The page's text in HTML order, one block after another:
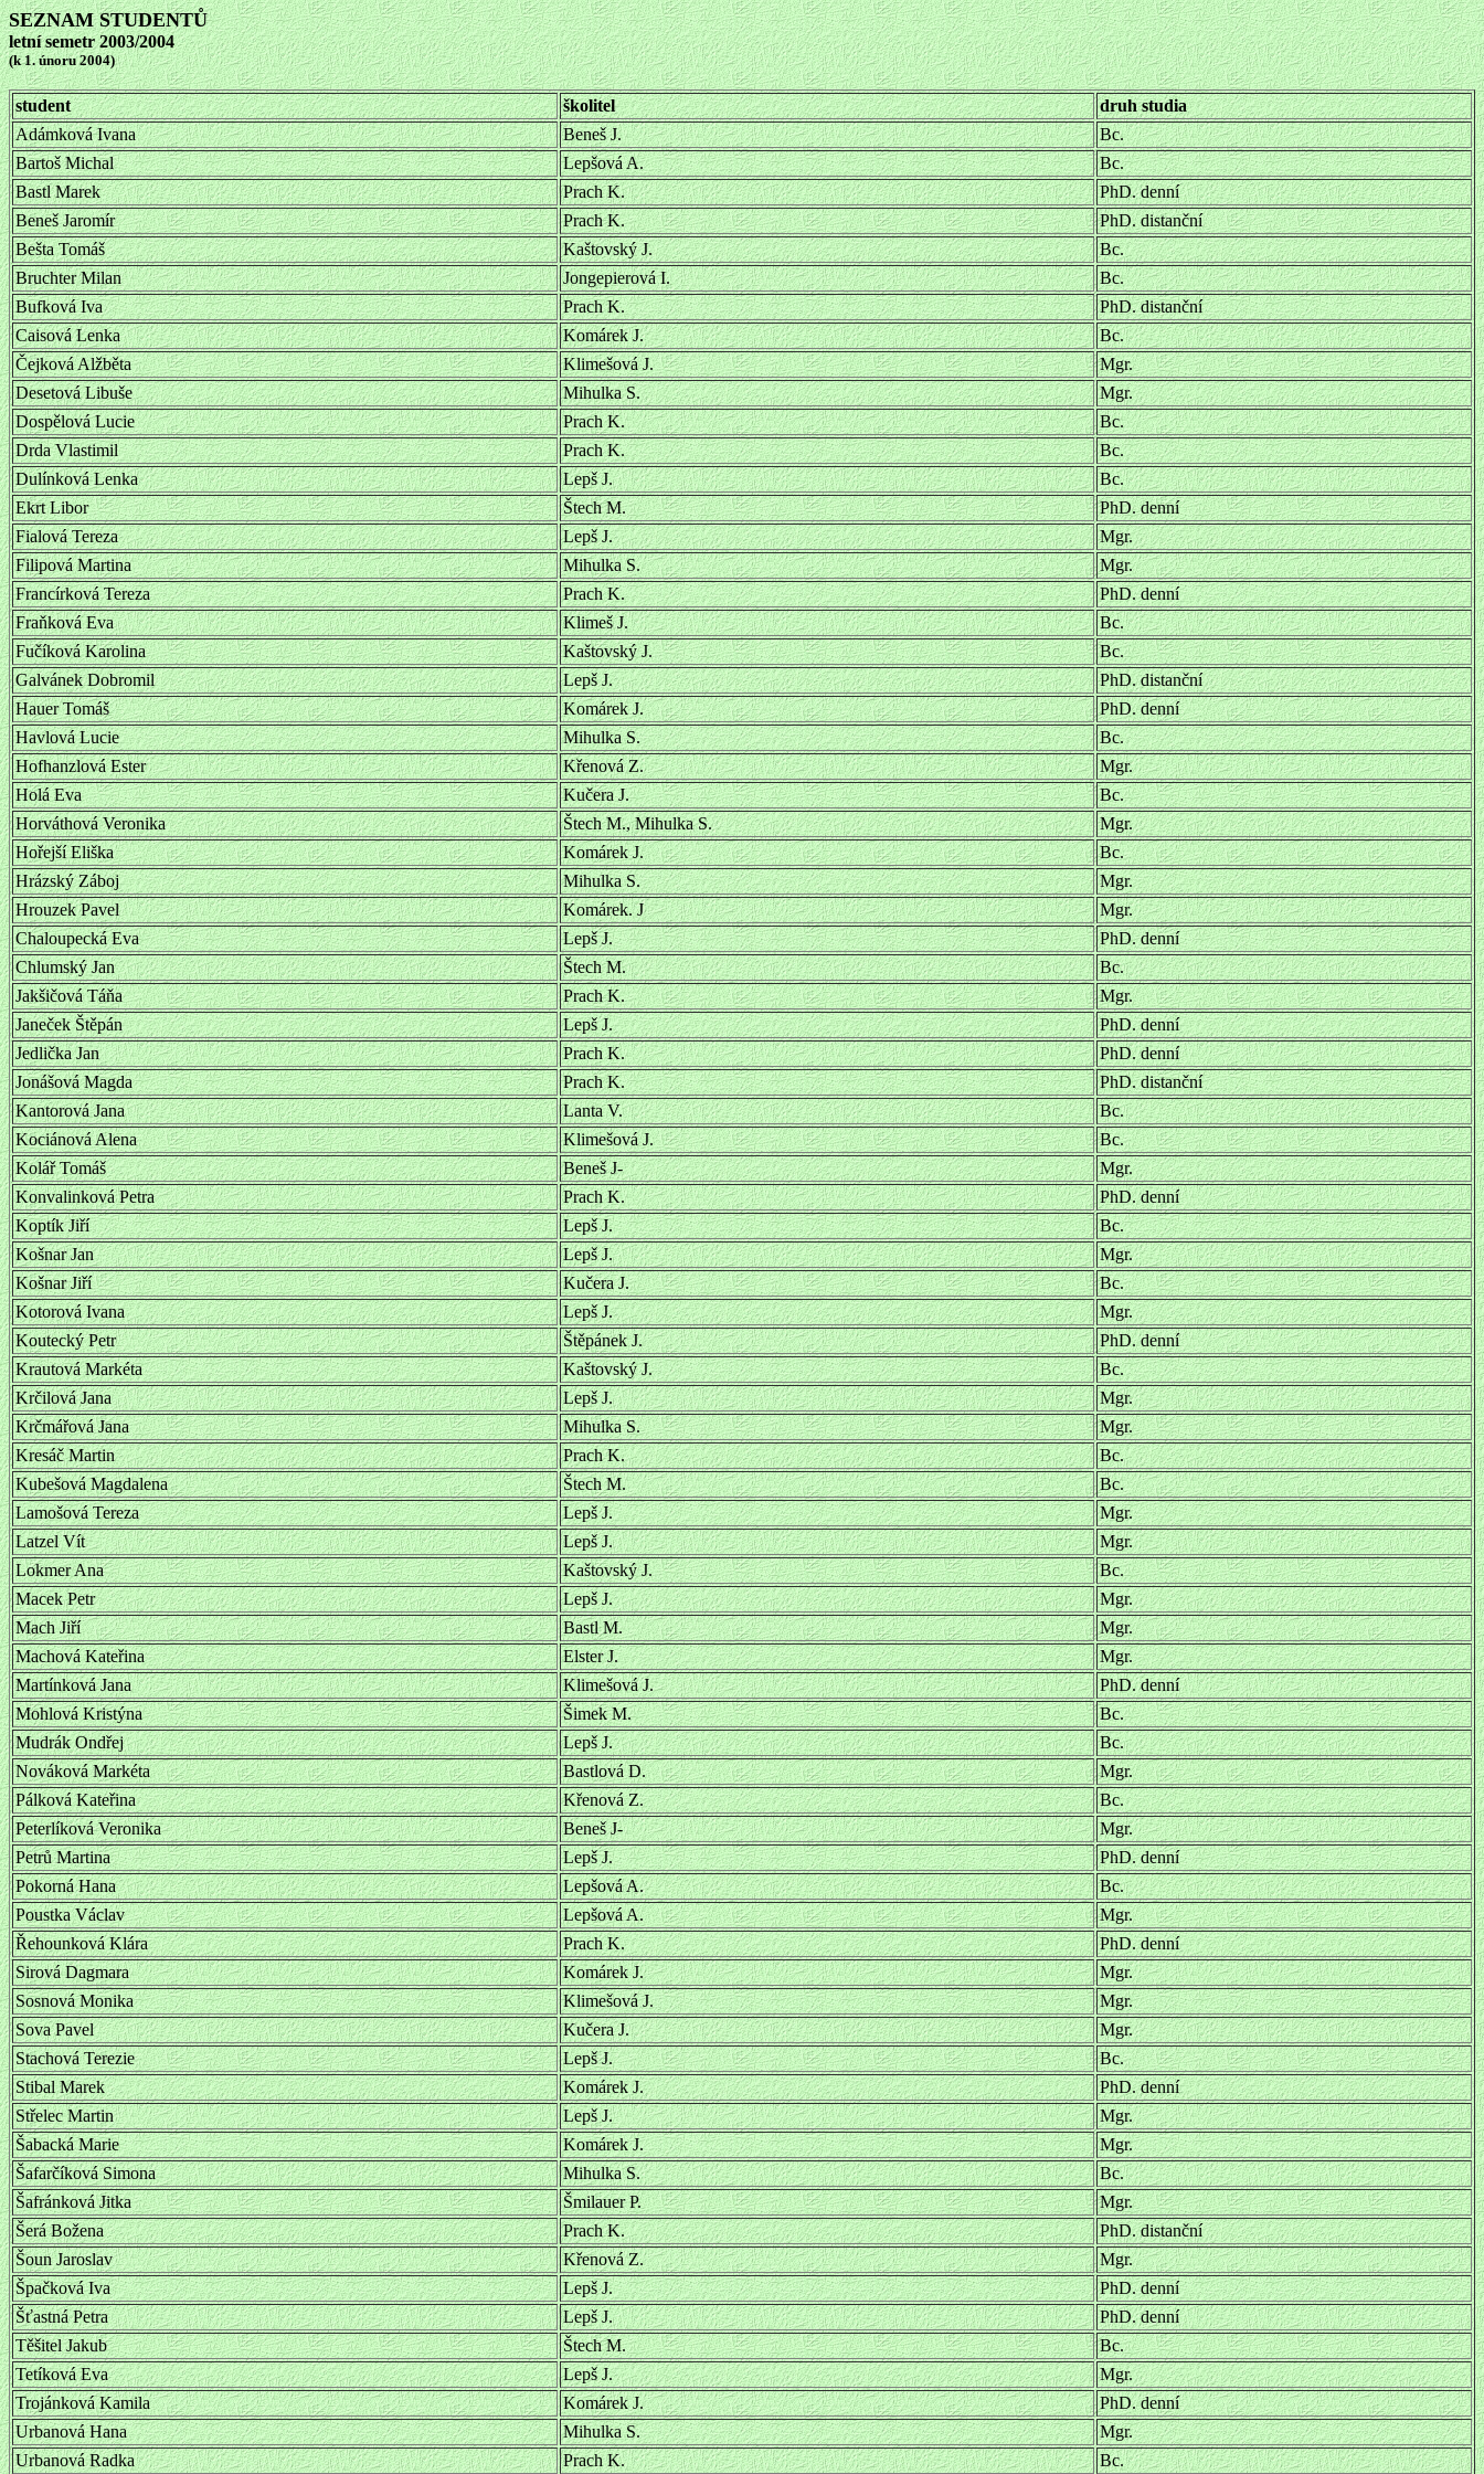
SEZNAM STUDENTŮ
letní semetr 2003/2004
(k 1. únoru 2004)
student školitel
druh studia
Adámková Ivana
Beneš J.
Bc.
Bartoš Michal
Lepšová A.
Bc.
Bastl Marek
Prach K.
PhD. denní
Beneš Jaromír
Prach K.
PhD. distanční
Bešta Tomáš
Kaštovský J.
Bc.
Bruchter Milan
Jongepierová I.
Bc.
Bufková Iva
Prach K.
PhD. distanční
Caisová Lenka
Komárek J.
Bc.
Čejková Alžběta
Klimešová J.
Mgr.
Desetová Libuše
Mihulka S.
Mgr.
Dospělová Lucie
Prach K.
Bc.
Drda Vlastimil
Prach K.
Bc.
Dulínková Lenka
Lepš J.
Bc.
Ekrt Libor
Štech M.
PhD. denní
Fialová Tereza
Lepš J.
Mgr.
Filipová Martina
Mihulka S.
Mgr.
Francírková Tereza
Prach K.
PhD. denní
Fraňková Eva
Klimeš J.
Bc.
Fučíková Karolina
Kaštovský J.
Bc.
Galvánek Dobromil
Lepš J.
PhD. distanční
Hauer Tomáš
Komárek J.
PhD. denní
Havlová Lucie
Mihulka S.
Bc.
Hofhanzlová Ester
Křenová Z.
Mgr.
Holá Eva
Kučera J.
Bc.
Horváthová Veronika
Štech M., Mihulka S.
Mgr.
Hořejší Eliška
Komárek J.
Bc.
Hrázský Záboj
Mihulka S.
Mgr.
Hrouzek Pavel
Komárek. J
Mgr.
Chaloupecká Eva
Lepš J.
PhD. denní
Chlumský Jan
Štech M.
Bc.
Jakšičová Táňa
Prach K.
Mgr.
Janeček Štěpán
Lepš J.
PhD. denní
Jedlička Jan
Prach K.
PhD. denní
Jonášová Magda
Prach K.
PhD. distanční
Kantorová Jana
Lanta V.
Bc.
Kociánová Alena
Klimešová J.
Bc.
Kolář Tomáš
Beneš J-
Mgr.
Konvalinková Petra
Prach K.
PhD. denní
Koptík Jiří
Lepš J.
Bc.
Košnar Jan
Lepš J.
Mgr.
Košnar Jiří
Kučera J.
Bc.
Kotorová Ivana
Lepš J.
Mgr.
Koutecký Petr
Štěpánek J.
PhD. denní
Krautová Markéta
Kaštovský J.
Bc.
Krčilová Jana
Lepš J.
Mgr.
Krčmářová Jana
Mihulka S.
Mgr.
Kresáč Martin
Prach K.
Bc.
Kubešová Magdalena
Štech M.
Bc.
Lamošová Tereza
Lepš J.
Mgr.
Latzel Vít
Lepš J.
Mgr.
Lokmer Ana
Kaštovský J.
Bc.
Macek Petr
Lepš J.
Mgr.
Mach Jiří
Bastl M.
Mgr.
Machová Kateřina
Elster J.
Mgr.
Martínková Jana
Klimešová J.
PhD. denní
Mohlová Kristýna
Šimek M.
Bc.
Mudrák Ondřej
Lepš J.
Bc.
Nováková Markéta
Bastlová D.
Mgr.
Pálková Kateřina
Křenová Z.
Bc.
Peterlíková Veronika
Beneš J-
Mgr.
Petrů Martina
Lepš J.
PhD. denní
Pokorná Hana
Lepšová A.
Bc.
Poustka Václav
Lepšová A.
Mgr.
Řehounková Klára
Prach K.
PhD. denní
Sirová Dagmara
Komárek J.
Mgr.
Sosnová Monika
Klimešová J.
Mgr.
Sova Pavel
Kučera J.
Mgr.
Stachová Terezie
Lepš J.
Bc.
Stibal Marek
Komárek J.
PhD. denní
Střelec Martin
Lepš J.
Mgr.
Šabacká Marie
Komárek J.
Mgr.
Šafarčíková Simona
Mihulka S.
Bc.
Šafránková Jitka
Šmilauer P.
Mgr.
Šerá Božena
Prach K.
PhD. distanční
Šoun Jaroslav
Křenová Z.
Mgr.
Špačková Iva
Lepš J.
PhD. denní
Šťastná Petra
Lepš J.
PhD. denní
Těšitel Jakub
Štech M.
Bc.
Tetíková Eva
Lepš J.
Mgr.
Trojánková Kamila
Komárek J.
PhD. denní
Urbanová Hana
Mihulka S.
Mgr.
Urbanová Radka
Prach K. Bc.